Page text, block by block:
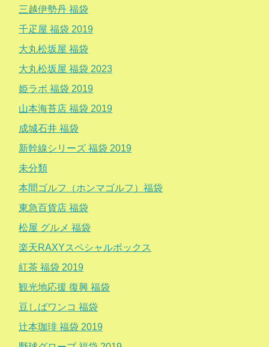
三越伊勢丹 福袋
千疋屋 福袋 2019
大丸松坂屋 福袋
大丸松坂屋 福袋 2023
姫ラボ 福袋 2019
山本海苔店 福袋 2019
成城石井 福袋
新幹線シリーズ 福袋 2019
未分類
本間ゴルフ（ホンマゴルフ）福袋
東急百貨店 福袋
松屋 グルメ 福袋
楽天RAXYスペシャルボックス
紅茶 福袋 2019
観光地応援 復興 福袋
豆しばワンコ 福袋
辻本珈琲 福袋 2019